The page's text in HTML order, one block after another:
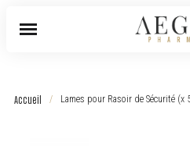
Accueil Lames pour Rasoir de Sécurité (x